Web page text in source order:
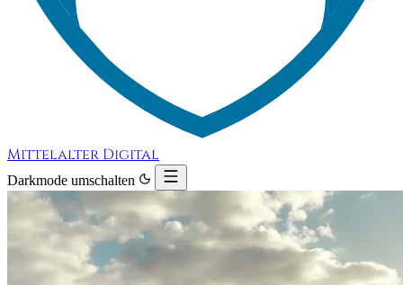
Mittelalter Digital
Darkmode umschalten